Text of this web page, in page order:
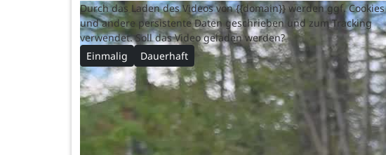
Durch das Laden des Videos von {{domain}} werden ggf. Cookies
und andere persistente Daten geschrieben und zum Tracking
verwendet. Soll das Video geladen werden?
Einmalig
Dauerhaft